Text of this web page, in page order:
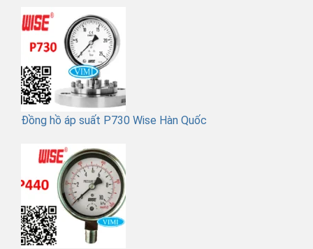
Đồng hồ áp suất P730 Wise Hàn Quốc